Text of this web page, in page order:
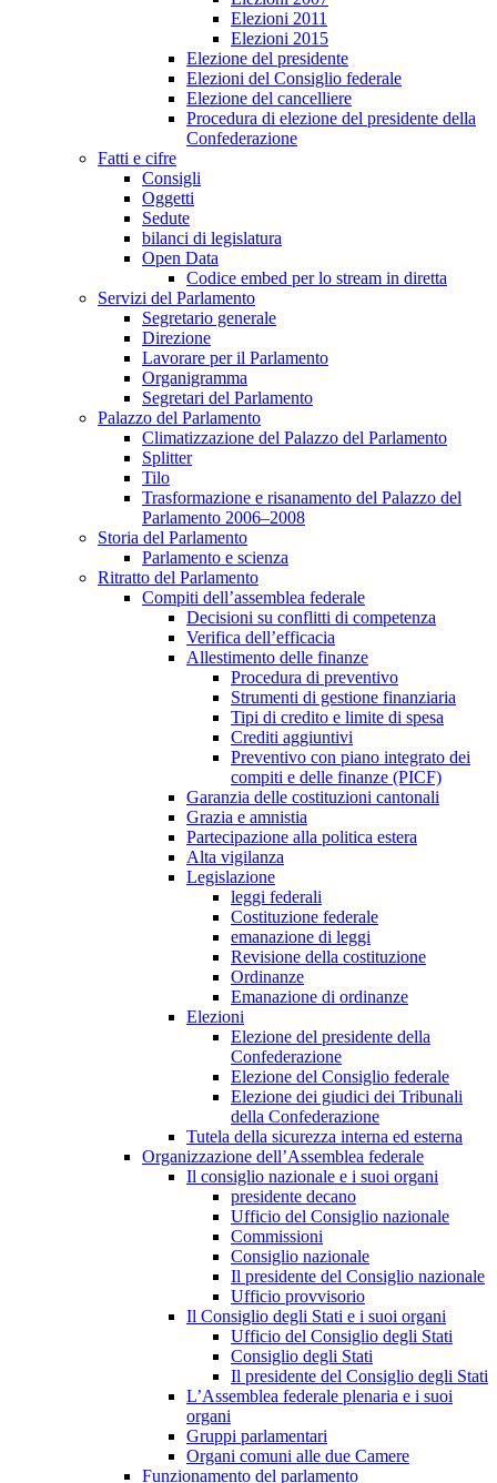
Elezioni 2011
Elezioni 2015
Elezione del presidente
Elezioni del Consiglio federale
Elezione del cancelliere
Procedura di elezione del presidente della
Confederazione
Fatti e cifre
Consigli
Oggetti
Sedute
bilanci di legislatura
Open Data
Codice embed per lo stream in diretta
Servizi del Parlamento
Segretario generale
Direzione
Lavorare per il Parlamento
Organigramma
Segretari del Parlamento
Palazzo del Parlamento
Climatizzazione del Palazzo del Parlamento
Splitter
Tilo
Trasformazione e risanamento del Palazzo del
Parlamento 2006–2008
Storia del Parlamento
Parlamento e scienza
Ritratto del Parlamento
Compiti dell’assemblea federale
Decisioni su conflitti di competenza
Verifica dell’efficacia
Allestimento delle finanze
Procedura di preventivo
Strumenti di gestione finanziaria
Tipi di credito e limite di spesa
Crediti aggiuntivi
Preventivo con piano integrato dei
compiti e delle finanze (PICF)
Garanzia delle costituzioni cantonali
Grazia e amnistia
Partecipazione alla politica estera
Alta vigilanza
Legislazione
leggi federali
Costituzione federale
emanazione di leggi
Revisione della costituzione
Ordinanze
Emanazione di ordinanze
Elezioni
Elezione del presidente della
Confederazione
Elezione del Consiglio federale
Elezione dei giudici dei Tribunali
della Confederazione
Tutela della sicurezza interna ed esterna
Organizzazione dell’Assemblea federale
Il consiglio nazionale e i suoi organi
presidente decano
Ufficio del Consiglio nazionale
Commissioni
Consiglio nazionale
Il presidente del Consiglio nazionale
Ufficio provvisorio
Il Consiglio degli Stati e i suoi organi
Ufficio del Consiglio degli Stati
Consiglio degli Stati
Il presidente del Consiglio degli Stati
L’Assemblea federale plenaria e i suoi
organi
Gruppi parlamentari
Organi comuni alle due Camere
Funzionamento del parlamento